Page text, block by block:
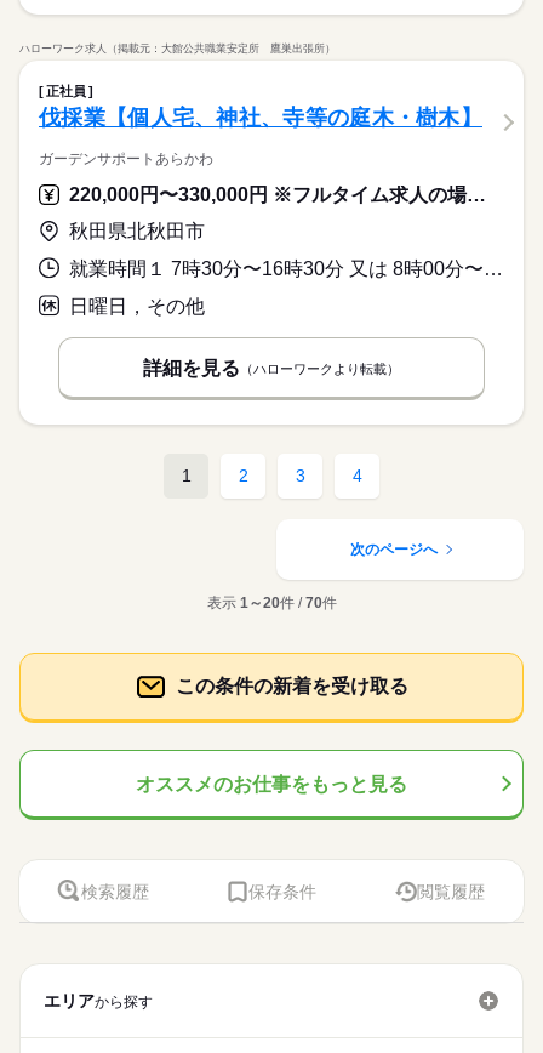
ハローワーク求人（掲載元：大館公共職業安定所 鷹巣出張所）
正社員
伐採業【個人宅、神社、寺等の庭木・樹木】
ガーデンサポートあらかわ
220,000円〜330,000円 ※フルタイム求人の場合は月額（換算額）、パート求人の場合は時間額を表示しています。
秋田県北秋田市
就業時間１ 7時30分〜16時30分 又は 8時00分〜17時00分の時間の間の8時間程度 就業時間に関する特記事項 ・作業現場により集合時間が変わります。
日曜日，その他
詳細を見る （ハローワークより転載）
1 2 3 4
次のページへ
表示 1～20件 /70件
この条件の新着を受け取る
オススメのお仕事をもっと見る
検索履歴 保存条件 閲覧履歴
エリアから探す